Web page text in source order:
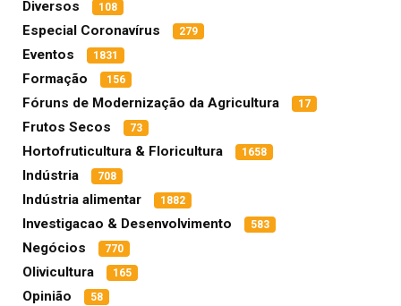
Diversos 108
Especial Coronavírus 279
Eventos 1831
Formação 156
Fóruns de Modernização da Agricultura 17
Frutos Secos 73
Hortofruticultura & Floricultura 1658
Indústria 708
Indústria alimentar 1882
Investigacao & Desenvolvimento 583
Negócios 770
Olivicultura 165
Opinião 58